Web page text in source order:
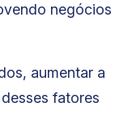
negócios
aumentar a
fatores